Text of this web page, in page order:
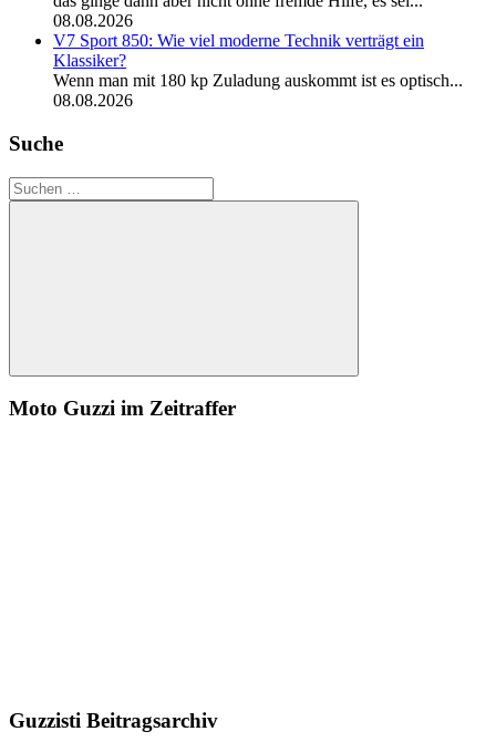
08.08.2026
V7 Sport 850: Wie viel moderne Technik verträgt ein
Klassiker?
Wenn man mit 180 kp Zuladung auskommt ist es optisch...
08.08.2026
Suche
Suchen
nach:
Suchen
Moto Guzzi im Zeitraffer
Guzzisti Beitragsarchiv